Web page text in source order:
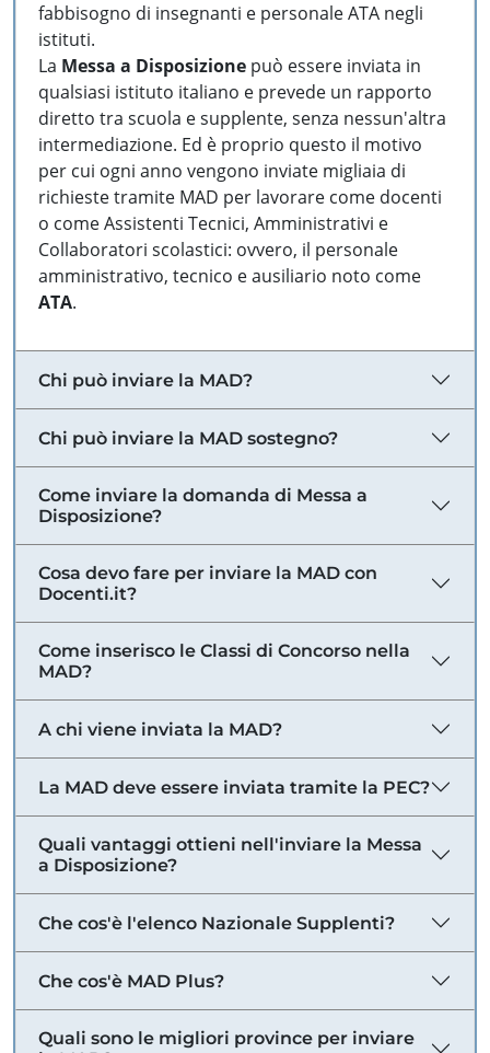
fabbisogno di insegnanti e personale ATA negli
istituti.
La Messa a Disposizione può essere inviata in
qualsiasi istituto italiano e prevede un rapporto
diretto tra scuola e supplente, senza nessun'altra
intermediazione. Ed è proprio questo il motivo
per cui ogni anno vengono inviate migliaia di
richieste tramite MAD per lavorare come docenti
o come Assistenti Tecnici, Amministrativi e
Collaboratori scolastici: ovvero, il personale
amministrativo, tecnico e ausiliario noto come
ATA.
Chi può inviare la MAD?
Chi può inviare la MAD sostegno?
Come inviare la domanda di Messa a
Disposizione?
Cosa devo fare per inviare la MAD con
Docenti.it?
Come inserisco le Classi di Concorso nella
MAD?
A chi viene inviata la MAD?
La MAD deve essere inviata tramite la PEC?
Quali vantaggi ottieni nell'inviare la Messa
a Disposizione?
Che cos'è l'elenco Nazionale Supplenti?
Che cos'è MAD Plus?
Quali sono le migliori province per inviare